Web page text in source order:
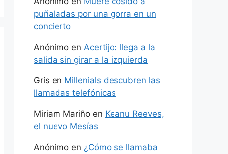
puñaladas por una gorra en un
concierto
Anónimo en Acertijo: llega a la
salida sin girar a la izquierda
Gris en Millenials descubren las
llamadas telefónicas
Miriam Mariño en Keanu Reeves,
el nuevo Mesías
Anónimo en ¿Cómo se llamaba